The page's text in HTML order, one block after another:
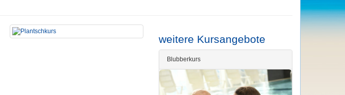
weitere Kursangebote
Blubberkurs